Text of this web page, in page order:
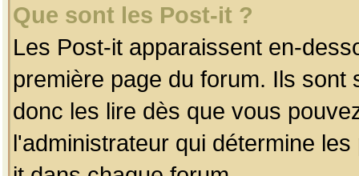
Que sont les Post-it ?
Les Post-it apparaissent en-
première page du forum. Ils
donc les lire dès que vous
l'administrateur qui détermine